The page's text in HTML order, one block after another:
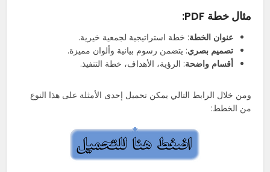
مثال خطة PDF:
عنوان الخطة: خطة استراتيجية لجمعية خيرية.
تصميم بصري: يتضمن رسوم بيانية وألوان مميزة.
أقسام واضحة: الرؤية، الأهداف، خطة التنفيذ.
ومن خلال الرابط التالي يمكن تحميل إحدى الأمثلة على هذا النوع
من الخطط: